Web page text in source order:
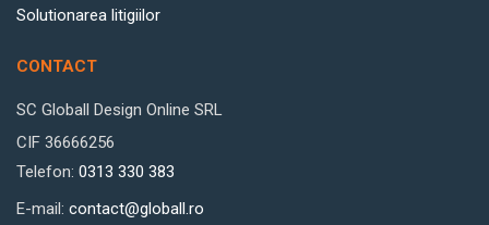
Solutionarea litigiilor
CONTACT
SC Globall Design Online SRL
CIF 36666256
Telefon: 0313 330 383
E-mail: contact@globall.ro